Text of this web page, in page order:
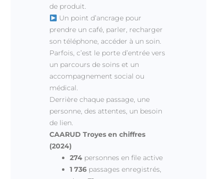
de produit.
Un point d’ancrage pour
prendre un café, parler, recharger
son téléphone, accéder à un soin.
Parfois, c’est le porte d’entrée vers
un parcours de soins et un
accompagnement social ou
médical.
Derrière chaque passage, une
personne, des attentes, un besoin
de lien.
CAARUD Troyes en chiffres
(2024)
274 personnes en file active
1 736 passages enregistrés,